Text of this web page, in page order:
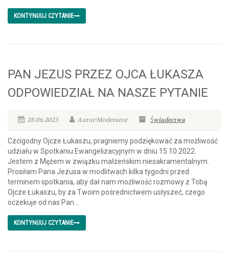
KONTYNUUJ CZYTANIE
PAN JEZUS PRZEZ OJCA ŁUKASZA
ODPOWIEDZIAŁ NA NASZE PYTANIE
28.06.2023 Autor:Moderator Świadectwa
Czcigodny Ojcze Łukaszu, pragniemy podziękować za możliwość
udziału w Spotkaniu Ewangelizacyjnym w dniu 15.10.2022.
Jestem z Mężem w związku małżeńskim niesakramentalnym.
Prosiłam Pana Jezusa w modlitwach kilka tygodni przed
terminem spotkania, aby dał nam możliwość rozmowy z Tobą
Ojcze Łukaszu, by za Twoim pośrednictwem usłyszeć, czego
oczekuje od nas Pan...
KONTYNUUJ CZYTANIE